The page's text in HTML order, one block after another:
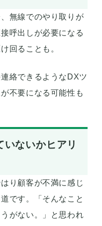
無線でのやり取りが
呼出しが必要になる
回ることも。
絡できるようなDXツ
不要になる可能性も
いないかヒアリ
り顧客が不満に感じ
です。「そんなこと
がない。」と思われ